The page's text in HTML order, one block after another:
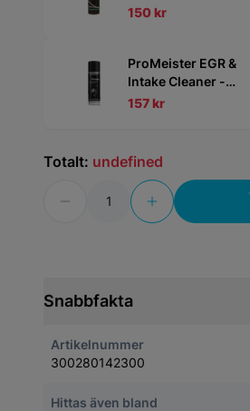
Totalt: undefined
500 ml
150 kr
ProMeister EGR &
Intake Cleaner -
Insugsrenare 200 ml
157 kr
Snabbfakta
Artikelnummer
300280142300
Hittas även bland